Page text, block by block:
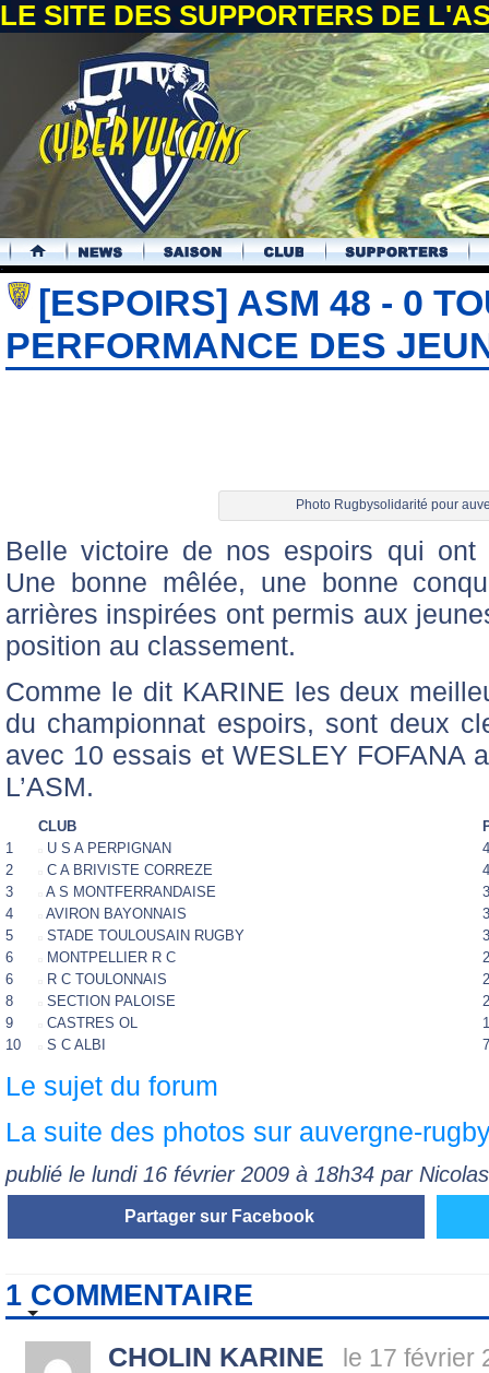
LE SITE DES SUPPORTERS DE
.
[ESPOIRS] ASM 48 - 0
PERFORMANCE DES
Photo Rugbysolidarité pour
Belle victoire de nos espoirs qui ont
Une bonne mêlée, une bonne
arrières inspirées ont permis aux
position au classement.
Comme le dit KARINE les deux
du championnat espoirs, sont deux
avec 10 essais et WESLEY FOFANA
L’ASM.
CLUB
1
U S A PERPIGNAN
2
C A BRIVISTE CORREZE
3
A S MONTFERRANDAISE
4
AVIRON BAYONNAIS
5
STADE TOULOUSAIN RUGBY
6
MONTPELLIER R C
6
R C TOULONNAIS
8
SECTION PALOISE
9
CASTRES OL
10
S C ALBI 7
Le sujet du forum
La suite des photos sur auvergne-
publié le lundi 16 février 2009 à 18h34 par
Partager sur Facebook
1 COMMENTAIRE
CHOLIN KARINE le 17 février